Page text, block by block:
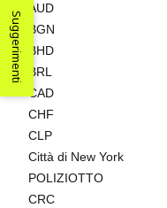
AUD
BGN
BHD
BRL
CAD
CHF
CLP
Città di New York
POLIZIOTTO
CRC
Suggerimenti